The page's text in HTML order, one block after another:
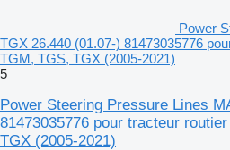
Power
TGX 26.440 (01.07-) 81473035776
TGM, TGS, TGX (2005-2021)
5
Power Steering Pressure Lines
81473035776 pour tracteur
TGX (2005-2021)